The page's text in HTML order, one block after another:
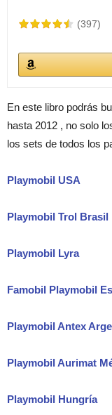
(397)
En este libro podrás
hasta 2012 , no solo
los sets de todos los
Playmobil USA
Playmobil Trol Brasil
Playmobil Lyra
Famobil Playmobil
Playmobil Antex
Playmobil Aurimat
Playmobil Hungría